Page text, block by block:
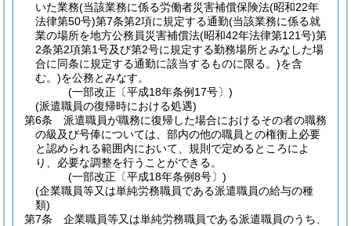
いた業務(当該業務に係る労働者災害補償保険法(昭和22年
法律第50号)第7条第2項に規定する通勤(当該業務に係る就
業の場所を地方公務員災害補償法(昭和42年法律第121号)第
2条第2項第1号及び第2号に規定する勤務場所とみなした場
合に同条に規定する通勤に該当するものに限る。)を含
む。)を公務とみなす。
(一部改正〔平成18年条例17号〕)
(派遣職員の復帰時における処遇)
第6条
派遣職員が職務に復帰した場合におけるその者の職務
の級及び号俸については、部内の他の職員との権衡上必要
と認められる範囲内において、規則で定めるところによ
り、必要な調整を行うことができる。
(一部改正〔平成18年条例8号〕)
(企業職員等又は単純労務職員である派遣職員の給与の種
類)
第7条
企業職員等又は単純労務職員である派遣職員のうち、